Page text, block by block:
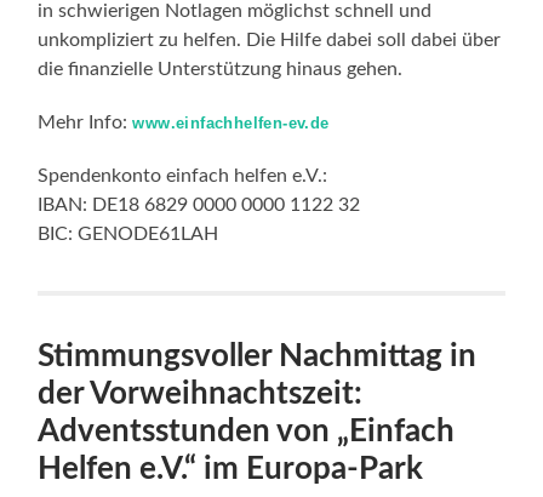
in schwierigen Notlagen möglichst schnell und
unkompliziert zu helfen. Die Hilfe dabei soll dabei über
die finanzielle Unterstützung hinaus gehen.
Mehr Info:www.einfachhelfen-ev.de
Spendenkonto einfach helfen e.V.:
IBAN: DE18 6829 0000 0000 1122 32
BIC: GENODE61LAH
Stimmungsvoller Nachmittag in
der Vorweihnachtszeit:
Adventsstunden von „Einfach
Helfen e.V.“ im Europa-Park